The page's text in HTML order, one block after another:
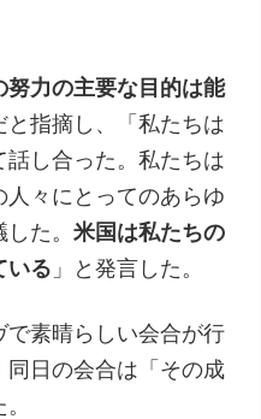
努力の主要な目的は能
と指摘し、「私たちは
し合った。私たちは
々にとってのあらゆ
した。米国は私たちの
いる 」と発言した。
で素晴らしい会合が行
日の会合は「その成